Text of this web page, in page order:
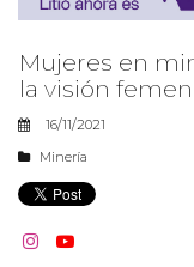
Mujeres en
la visión
16/11/2021
Minería
 